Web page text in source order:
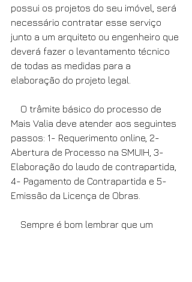
possui os projetos do seu imóvel, será
necessário contratar esse serviço
junto a um arquiteto ou engenheiro que
deverá fazer o levantamento técnico
de todas as medidas para a
elaboração do projeto legal.
Mais Valia deve atender aos seguintes
passos: 1- Requerimento online, 2-
Abertura de Processo na SMUIH, 3-
Elaboração do laudo de contrapartida,
4- Pagamento de Contrapartida e 5-
Emissão da Licença de Obras.